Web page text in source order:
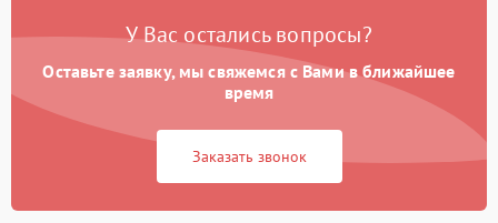
У Вас остались вопросы?
Оставьте заявку, мы свяжемся с Вами в ближайшее
время
Заказать звонок